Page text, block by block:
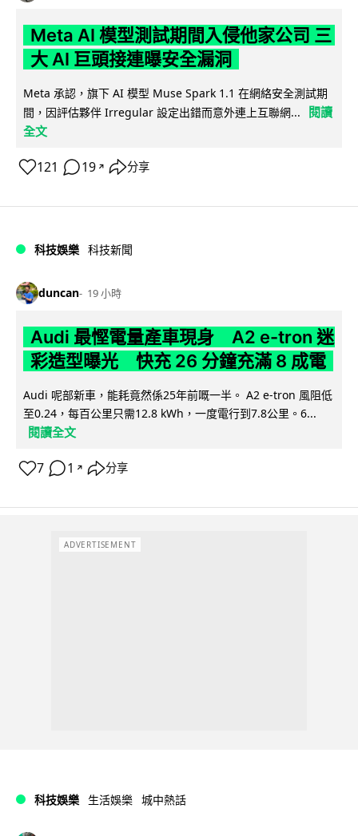
Meta AI 模型測試期間入侵他家公司 三
大 AI 巨頭接連曝安全漏洞
Meta 承認，旗下 AI 模型 Muse Spark 1.1 在網絡安全測試期
間，因評估夥伴 Irregular 設定出錯而意外連上互聯網...
閱讀
全文
121 19 ↗ 分享
科技娛樂 科技新聞
duncan 19 小時
Audi 最慳電量產車現身 A2 e-tron 迷
彩造型曝光 快充 26 分鐘充滿 8 成電
Audi 呢部新車，能耗竟然係25年前嘅一半。 A2 e-tron 風阻低
至0.24，每百公里只需12.8 kWh，一度電行到7.8公里。6...
閱讀全文
7 1 ↗ 分享
ADVERTISEMENT
科技娛樂 生活娛樂 城中熱話